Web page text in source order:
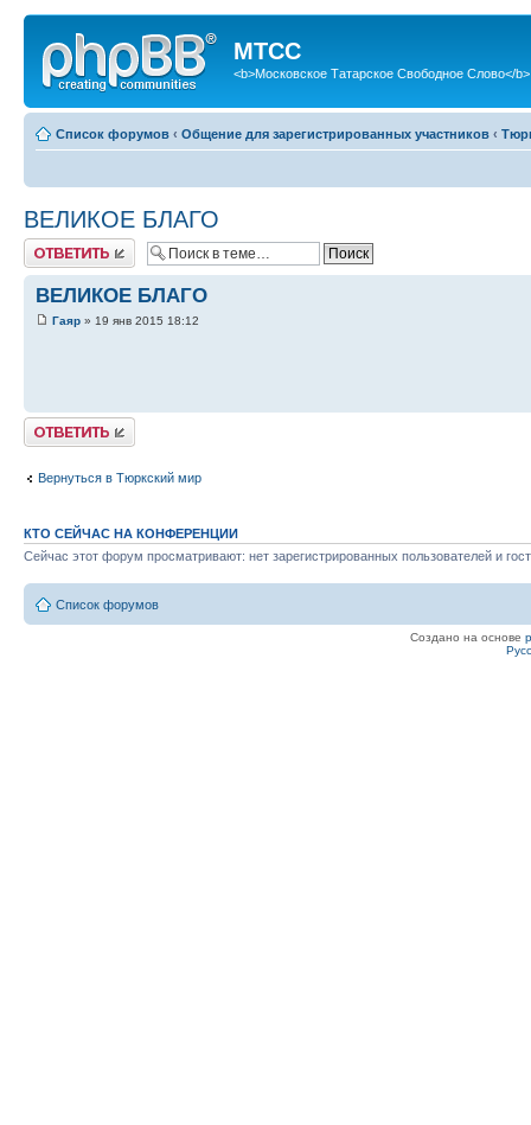
МТСС
<b>Московское Татарское Свободное Слово</b>
Список форумов ‹ Общение для зарегистрированных участников ‹
ВЕЛИКОЕ БЛАГО
Ответить
ВЕЛИКОЕ БЛАГО
Гаяр » 19 янв 2015 18:12
Ответить
Вернуться в Тюркский мир
КТО СЕЙЧАС НА КОНФЕРЕНЦИИ
Сейчас этот форум просматривают: нет зарегистрированных пользователей и
Список форумов
Создано на основе